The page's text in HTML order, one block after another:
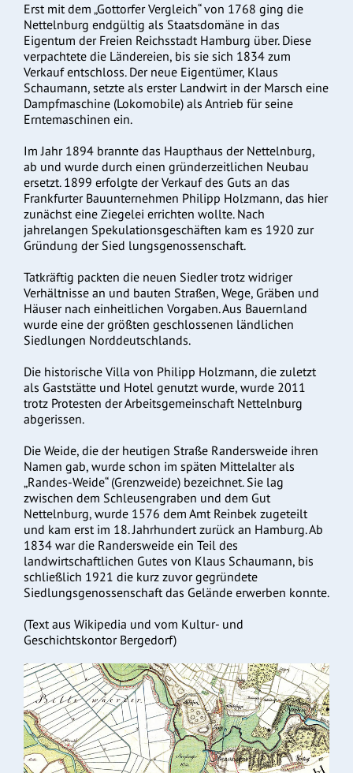
Erst mit dem „Gottorfer Vergleich“ von 1768 ging die
Nettelnburg endgültig als Staatsdomäne in das
Eigentum der Freien Reichsstadt Hamburg über. Diese
verpachtete die Ländereien, bis sie sich 1834 zum
Verkauf entschloss. Der neue Eigentümer, Klaus
Schaumann, setzte als erster Landwirt in der Marsch eine
Dampfmaschine (Lokomobile) als Antrieb für seine
Erntemaschinen ein.
Im Jahr 1894 brannte das Haupthaus der Nettelnburg,
ab und wurde durch einen gründerzeitlichen Neubau
ersetzt. 1899 erfolgte der Verkauf des Guts an das
Frankfurter Bauunternehmen Philipp Holzmann, das hier
zunächst eine Ziegelei errichten wollte. Nach
jahrelangen Spekulationsgeschäften kam es 1920 zur
Gründung der Sied lungsgenossenschaft.
Tatkräftig packten die neuen Siedler trotz widriger
Verhältnisse an und bauten Straßen, Wege, Gräben und
Häuser nach einheitlichen Vorgaben. Aus Bauernland
wurde eine der größten geschlossenen ländlichen
Siedlungen Norddeutschlands.
Die historische Villa von Philipp Holzmann, die zuletzt
als Gaststätte und Hotel genutzt wurde, wurde 2011
trotz Protesten der Arbeitsgemeinschaft Nettelnburg
abgerissen.
Die Weide, die der heutigen Straße Randersweide ihren
Namen gab, wurde schon im späten Mittelalter als
„Randes-Weide“ (Grenzweide) bezeichnet. Sie lag
zwischen dem Schleusengraben und dem Gut
Nettelnburg, wurde 1576 dem Amt Reinbek zugeteilt
und kam erst im 18. Jahrhundert zurück an Hamburg. Ab
1834 war die Randersweide ein Teil des
landwirtschaftlichen Gutes von Klaus Schaumann, bis
schließlich 1921 die kurz zuvor gegründete
Siedlungsgenossenschaft das Gelände erwerben konnte.
(Text aus Wikipedia und vom Kultur- und
Geschichtskontor Bergedorf)